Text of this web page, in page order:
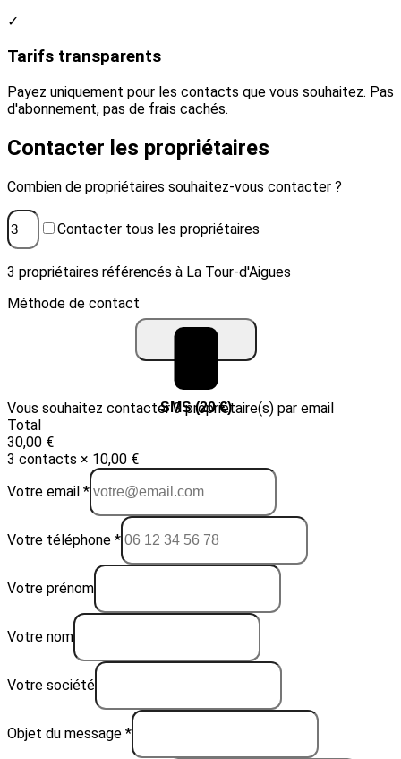
✓
Tarifs transparents
Payez uniquement pour les contacts que vous souhaitez. Pas
d'abonnement, pas de frais cachés.
Contacter les propriétaires
Combien de propriétaires souhaitez-vous contacter ?
Contacter tous les propriétaires
3 propriétaires référencés à La Tour-d'Aigues
Méthode de contact
Email (10 €) SMS (20 €)
Vous souhaitez contacter 3 propriétaire(s) par email
Total
30,00 €
3 contacts × 10,00 €
Votre email *
Votre téléphone *
Votre prénom
Votre nom
Votre société
Objet du message *